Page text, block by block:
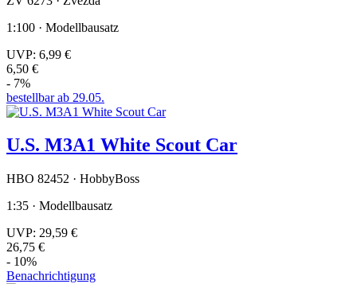
1:100 · Modellbausatz
UVP: 6,99 €
6,50 €
- 7%
bestellbar ab 29.05.
U.S. M3A1 White Scout Car
HBO 82452 · HobbyBoss
1:35 · Modellbausatz
UVP: 29,59 €
26,75 €
- 10%
Benachrichtigung